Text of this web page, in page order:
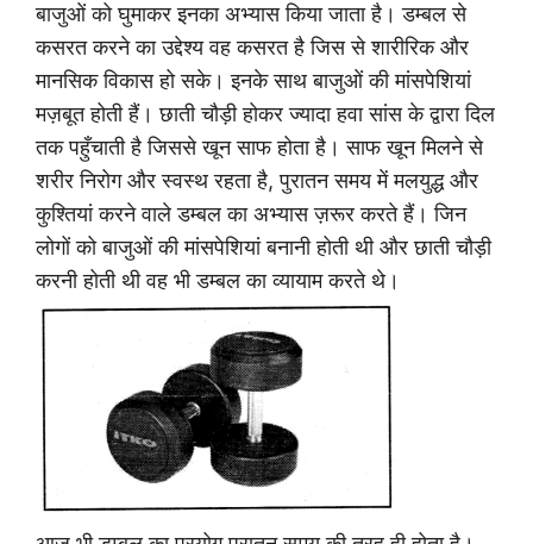
बाजुओं को घुमाकर इनका अभ्यास किया जाता है। डम्बल से
कसरत करने का उद्देश्य वह कसरत है जिस से शारीरिक और
मानसिक विकास हो सके। इनके साथ बाजुओं की मांसपेशियां
मज़बूत होती हैं। छाती चौड़ी होकर ज्यादा हवा सांस के द्वारा दिल
तक पहुँचाती है जिससे खून साफ होता है। साफ खून मिलने से
शरीर निरोग और स्वस्थ रहता है, पुरातन समय में मलयुद्ध और
कुश्तियां करने वाले डम्बल का अभ्यास ज़रूर करते हैं। जिन
लोगों को बाजुओं की मांसपेशियां बनानी होती थी और छाती चौड़ी
करनी होती थी वह भी डम्बल का व्यायाम करते थे।